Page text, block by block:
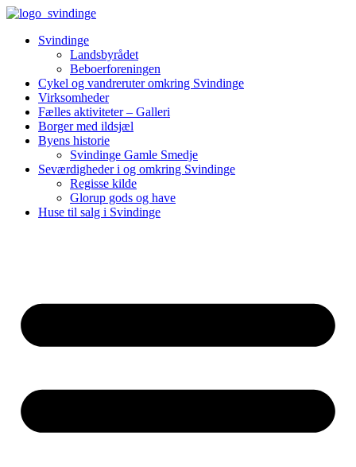
Videre
indholdSvindinge
Landsbyrådet
Beboerforeningen
Cykel og vandreruter omkring Svindinge
Virksomheder
Fælles aktiviteter – Galleri
Borger med ildsjæl
Byens historie
Svindinge Gamle Smedje
Seværdigheder i og omkring Svindinge
Regisse kilde
Glorup gods og have
Huse til salg i Svindinge